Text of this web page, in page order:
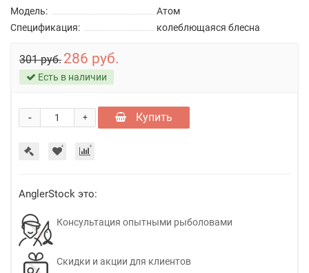
Модель:
Атом
Спецификация:
колеблющаяся блесна
301 руб. 286 руб.
Есть в наличии
+
- Купить
AnglerStock это:
Консультация опытными рыболовами
Скидки и акции для клиентов